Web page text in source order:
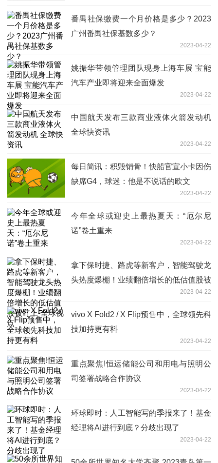
番禺社保缴费一个月价格是多少？2023
广州番禺社保基数多少？
2023-04-22
姚振华带领管理团队现身上海车展 宝能
汽车产业即将迎来全面爆发
2023-04-22
中国航天发布三款商业液体火箭发动机
全球快资讯
2023-04-22
每日简讯：积毁销骨！快船官宣小卡因伤
缺席G4，球迷：他是不说话的欧文
2023-04-22
今年全球或迎史上最热夏天：“厄尔尼
诺”卷土重来
2023-04-22
拿下保时捷、路虎等新客户，智能驾驶龙
头热度爆棚！业绩翻倍增长的低估值股被
2023-04-22
vivo X Fold2 / X Flip预售中，全球领先科
技加持更有料
2023-04-22
重点聚焦!恒运储能公司和用电与照明公
司签署战略合作协议
2023-04-22
环球即时：人工智能写的季报来了！基金
经理将AI进行到底？分歧出现了
2023-04-22